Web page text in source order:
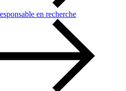
en recherche